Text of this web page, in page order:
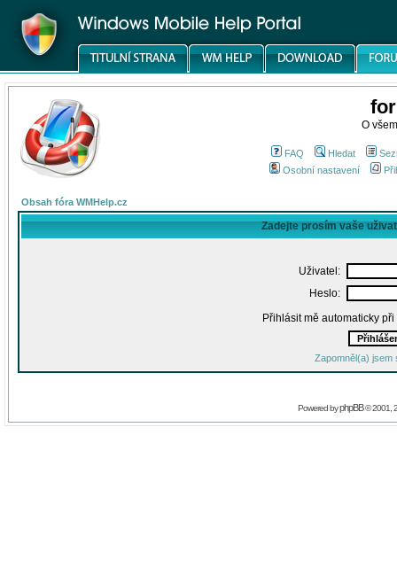
O
FAQ Hledat
Osobní nastavení
Obsah fóra WMHelp.cz
Zadejte prosím vaše
Uživatel:
Heslo:
Přihlásit mě automaticky
Zapomněl(a) jsem
Powered byphpBB© 2001,